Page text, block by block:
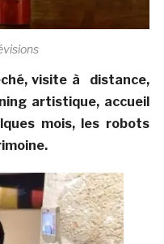
visite à distance,
artistique, accueil
mois, les robots